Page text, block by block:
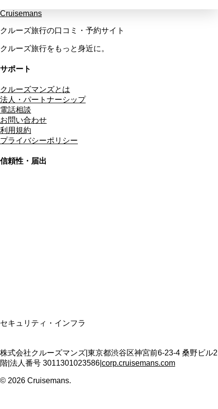
Cruisemans
クルーズ旅行の口コミ・予約サイト
クルーズ旅行をもっと身近に。
サポート
クルーズマンズとは
法人・パートナーシップ
電話相談
お問い合わせ
利用規約
プライバシーポリシー
信頼性・届出
セキュリティ・インフラ
株式会社クルーズマンズ 東京都渋谷区神宮前6-23-4 桑野ビル2
階 法人番号 3011301023586 corp.cruisemans.com
© 2026 Cruisemans.